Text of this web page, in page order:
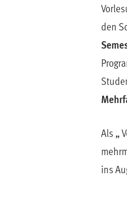
den
Als „
ins